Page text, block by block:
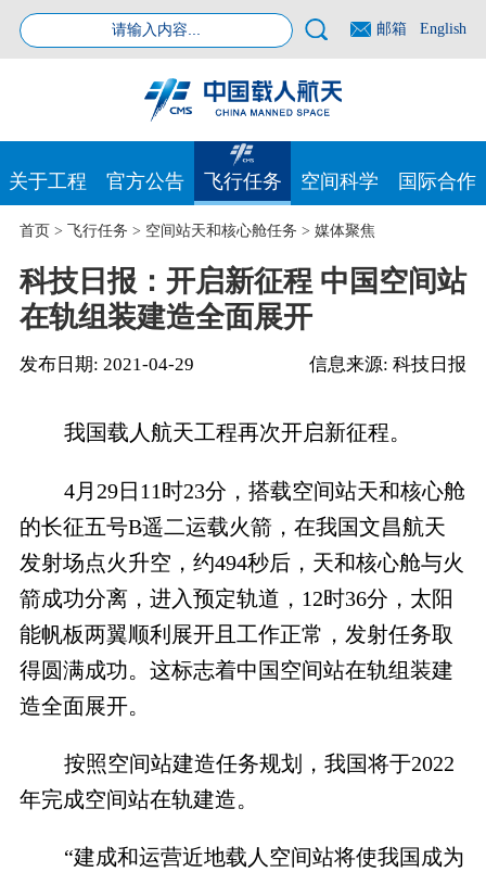
邮箱 English
关于工程 官方公告 飞行任务 空间科学 国际合作
首页> 飞行任务 > 空间站天和核心舱任务 > 媒体聚焦
科技日报：开启新征程 中国空间站
在轨组装建造全面展开
发布日期: 2021-04-29 信息来源:科技日报
我国载人航天工程再次开启新征程。
4月 29日11时23分，搭载空间站天和核心舱
的长征五号B遥二运载火箭，在我国文昌航天
发射场点火升空，约494秒后，天和核心舱与火
箭成功分离，进入预定轨道， 12时36分，太阳
能帆板两翼顺利展开且工作正常，发射任务取
得圆满成功。这标志着中国空间站在轨组装建
造全面展开。
按照空间站建造任务规划，我国将于2022
年完成空间站在轨建造。
“建成和运营近地载人空间站将使我国成为